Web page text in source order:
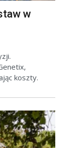
w
koszty.